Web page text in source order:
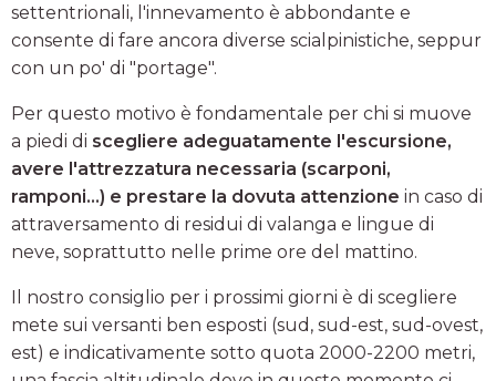
settentrionali, l'innevamento è abbondante e
consente di fare ancora diverse scialpinistiche, seppur
con un po' di "portage".
Per questo motivo è fondamentale per chi si muove
a piedi di scegliere adeguatamente l'escursione,
avere l'attrezzatura necessaria (scarponi,
ramponi...) e prestare la dovuta attenzione in caso di
attraversamento di residui di valanga e lingue di
neve, soprattutto nelle prime ore del mattino.
Il nostro consiglio per i prossimi giorni è di scegliere
mete sui versanti ben esposti (sud, sud-est, sud-ovest,
est) e indicativamente sotto quota 2000-2200 metri,